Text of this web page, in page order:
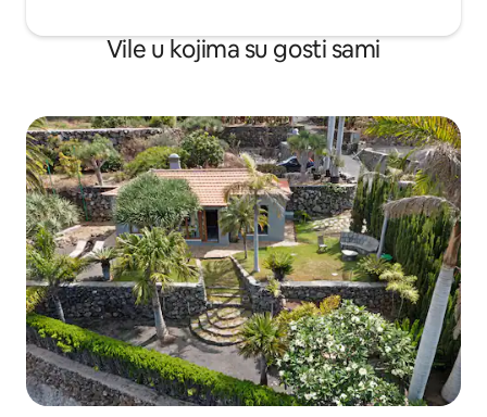
Vile u kojima su gosti sami